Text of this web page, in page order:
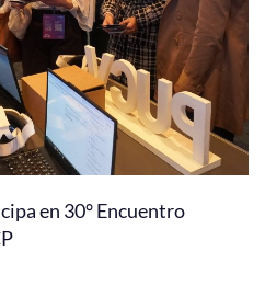
en 30° Encuentro